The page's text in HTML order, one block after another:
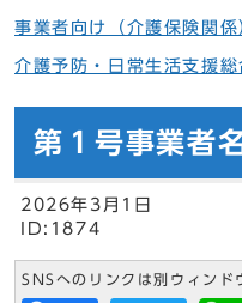
事業者向け（介護保険関係
介護予防・日常生活支援総
第１号事業者
2026年3月1日
ID:1874
SNSへのリンクは別ウィンド